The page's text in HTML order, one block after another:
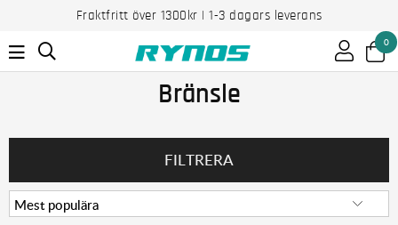
Fraktfritt över 1300kr | 1-3 dagars leverans
0
Bränsle
FILTRERA